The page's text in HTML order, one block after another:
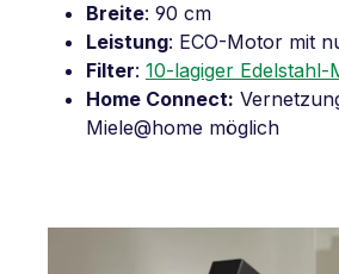
Breite: 90 cm
Leistung: ECO-Motor mit
Filter: 10-lagiger Edelstahl-
Home Connect:
Miele@home möglich